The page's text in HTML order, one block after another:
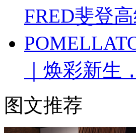
FRED斐登
｜焕彩新生
图文推荐